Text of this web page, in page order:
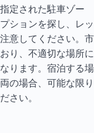
定された駐車ゾー
ションを探し、レッ
意してください。市
り、不適切な場所に
ります。宿泊する場
の場合、可能な限り
さい。